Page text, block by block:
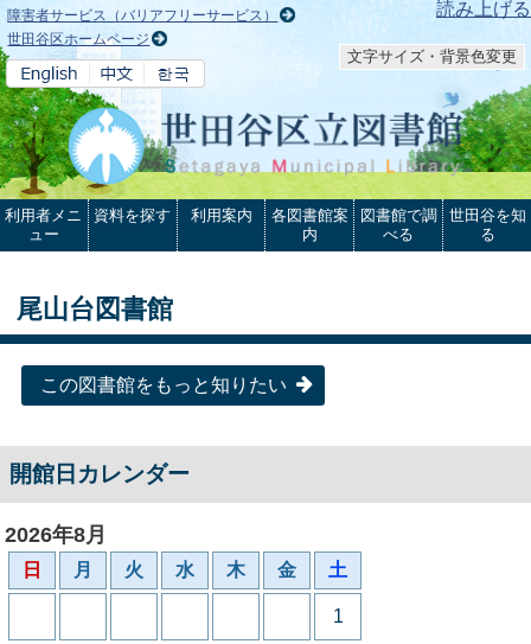
本文へ 読み上げる
障害者サービス（バリアフリーサービス）
世田谷区ホームページ
文字サイズ・背景色変更
利用者メニ
ュー
資料を探す 利用案内
各図書館案
内
図書館で調
べる
世田谷を知
る
尾山台図書館
この図書館をもっと知りたい
開館日カレンダー
2026年8月
日 月 火 水 木 金 土
1